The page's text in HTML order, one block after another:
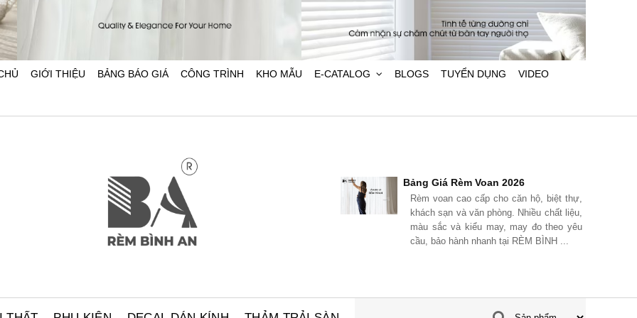
GIỚI THIỆU BẢNG BÁO GIÁ CÔNG TRÌNH KHO MẪU E-CATALOG BLOGS TUYỂN DỤNG VIDEO
Bảng giá thanh treo rèm phụ kiện rèm cửa 2026
Cập nhật bảng giá thanh treo rèm, ray
trượt, phụ kiện rèm cửa mới nhất 2026
tại RÈM BÌNH AN. Đa dạng mẫu mã,
nguồn gốc rõ ràng, bảo hành và hỗ ...
Bảng Giá Rèm Voan 2026
Rèm voan cao cấp cho căn hộ, biệt thự,
khách sạn và văn phòng. Nhiều chất liệu,
màu sắc và kiểu may, may đo theo yêu
cầu, bảo hành nhanh tại RÈM BÌNH ...
Bảng Giá Rèm Vải 2026
Cập nhật bảng giá rèm vải
tại RÈM BÌNH AN. Báo giá rèm
2 lớp, rèm voan, rèm chống
tự động, thi công toàn ...